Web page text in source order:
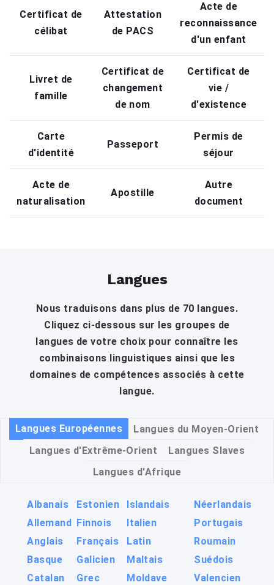
Certificat de
célibat
Attestation
de PACS
Acte de
reconnaissance
d'un enfant
Livret de
famille
Certificat de
changement
de nom
Certificat de
vie /
d'existence
Carte
d'identité
Passeport
Permis de
séjour
Acte de
naturalisation
Apostille
Autre
document
Langues
Nous traduisons dans plus de 70 langues.
Cliquez ci-dessous sur les groupes de
langues de votre choix pour connaître les
combinaisons linguistiques ainsi que les
domaines de compétences associés à cette
langue.
Langues Européennes
Langues du Moyen-Orient
Langues d'Extrême-Orient
Langues Slaves
Langues d'Afrique
Albanais
Allemand
Anglais
Basque
Catalan
Estonien
Finnois
Français
Galicien
Grec
Islandais
Italien
Latin
Maltais
Moldave
Néerlandais
Portugais
Roumain
Suédois
Valencien